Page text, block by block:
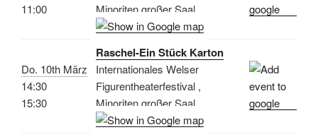
11:00
Minoriten großer Saal
Do. 10th März
14:30
15:30
Raschel-Ein Stück Karton
Internationales Welser
Figurentheaterfestival ,
Minoriten großer Saal